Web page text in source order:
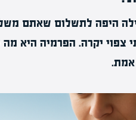
היפה לתשלום שאתם
צפוי יקרה. הפרמיה היא
אמת.